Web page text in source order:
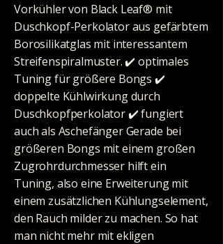
Vorkühler von Black Leaf® mit
Duschkopf-Perkolator aus gefärbtem
Borosilikatglas mit interessantem
Streifenspiralmuster. ✔️️ optimales
Tuning für größere Bongs ✔️️
doppelte Kühlwirkung durch
Duschkopfperkolator ✔️️ fungiert
auch als Aschefänger Gerade bei
größeren Bongs mit einem großen
Zugrohrdurchmesser hilft ein
Tuning, also eine Erweiterung mit
einem zusätzlichen Kühlungselement,
den Rauch milder zu machen. So hat
man nicht mehr mit ekligen